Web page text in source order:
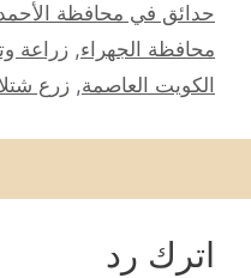
حدائق في محافظة
محافظة الجهراء, زراعة
الكويت العاصمة, زرع
اترك رد